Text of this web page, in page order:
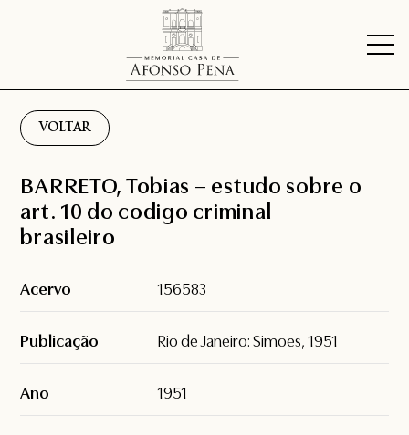
VOLTAR
BARRETO, Tobias – estudo sobre o
art. 10 do codigo criminal
brasileiro
Acervo 156583
Publicação Rio de Janeiro: Simoes, 1951
Ano 1951